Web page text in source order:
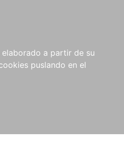
a partir de su
puslando en el
COMPRAS
INSTITUCIONALES